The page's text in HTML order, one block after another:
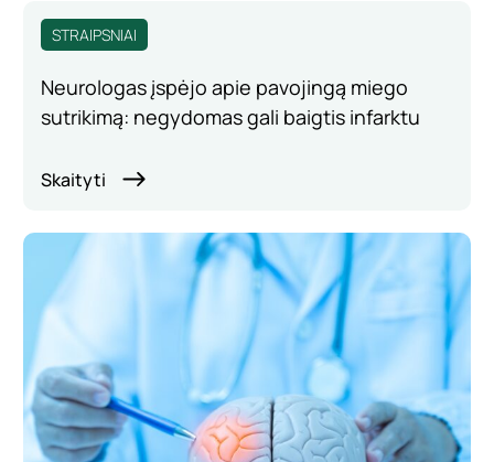
STRAIPSNIAI
Neurologas įspėjo apie pavojingą miego
sutrikimą: negydomas gali baigtis infarktu
Skaityti